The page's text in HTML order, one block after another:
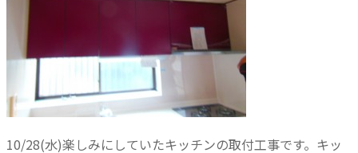
10/28(水)楽しみにしていたキッチンの取付工事です。キッ